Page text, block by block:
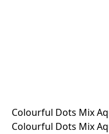
Colourful Dots Mix
Colourful Dots Mix